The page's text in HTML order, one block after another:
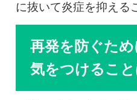
に抜いて炎症を抑える
再発を防ぐた
気をつけること